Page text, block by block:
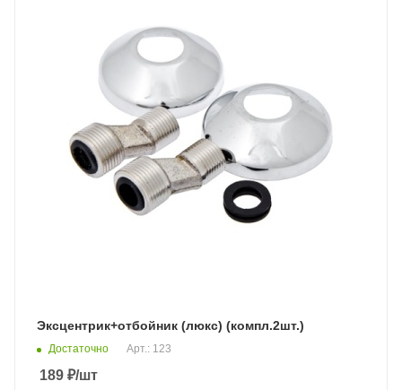
Эксцентрик+отбойник (люкс) (компл.2шт.)
Достаточно Арт.: 123
189 ₽/шт